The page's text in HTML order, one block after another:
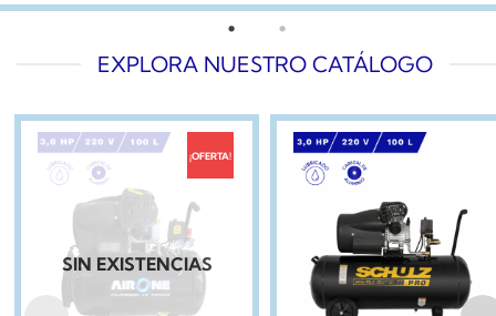
EXPLORA NUESTRO CATÁLOGO
¡OFERTA!
SIN EXISTENCIAS